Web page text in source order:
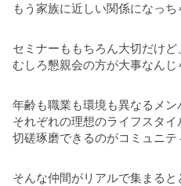
もう家族に近しい関係になっち
セミナーももちろん大切だけど
むしろ懇親会の方が大事なんじ
年齢も職業も環境も異なるメン
それぞれの理想のライフスタイ
切磋琢磨できるのがコミュニテ
そんな仲間がリアルで集まると